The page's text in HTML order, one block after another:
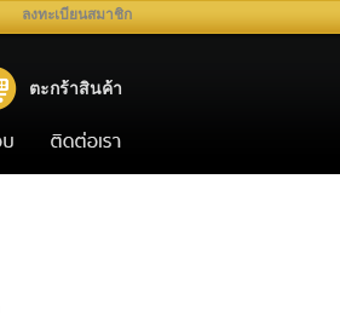
ลงทะเบียนสมาชิก
ตะกร้าสินค้า